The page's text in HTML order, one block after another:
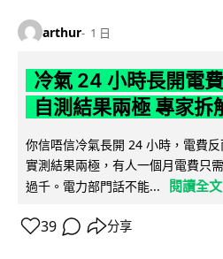
arthur 1 日
冷氣 24 小時長開電
自測結果兩極 專家拆
你信唔信冷氣長開 24 小時，電費
實測結果兩極，有人一個月電費只
過千。電力部門話不能...
閱讀全文
39 分享